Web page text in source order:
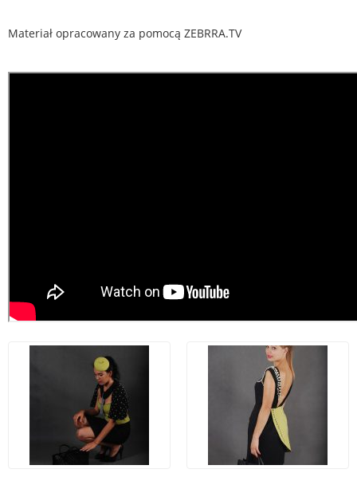
Materiał opracowany za pomocą ZEBRRA.TV